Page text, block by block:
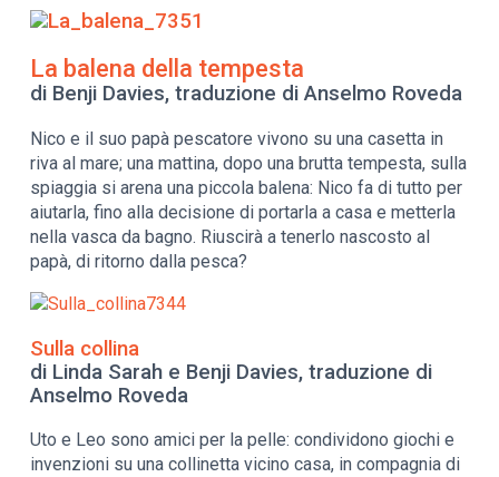
La balena della tempesta
di Benji Davies, traduzione di Anselmo Roveda
Nico e il suo papà pescatore vivono su una casetta in
riva al mare; una mattina, dopo una brutta tempesta, sulla
spiaggia si arena una piccola balena: Nico fa di tutto per
aiutarla, fino alla decisione di portarla a casa e metterla
nella vasca da bagno. Riuscirà a tenerlo nascosto al
papà, di ritorno dalla pesca?
Sulla collina
di Linda Sarah e Benji Davies, traduzione di
Anselmo Roveda
Uto e Leo sono amici per la pelle: condividono giochi e
invenzioni su una collinetta vicino casa, in compagnia di